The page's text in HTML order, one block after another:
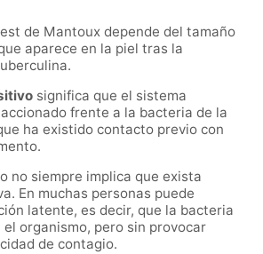
de Mantoux depende del tamaño
aparece en la piel tras la
significa que el sistema
frente a la bacteria de la
ha existido contacto previo con
no siempre implica que exista
En muchas personas puede
latente, es decir, que la bacteria
organismo, pero sin provocar
de contagio.